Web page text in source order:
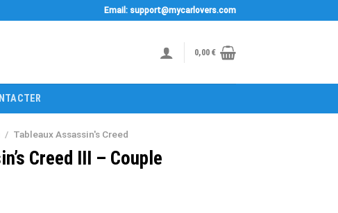
Email: support@mycarlovers.com
0,00€
/ Tableaux Assassin's Creed
Creed III – Couple